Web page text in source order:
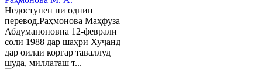
Недоступен ни однин
перевод.Раҳмонова Маҳфуза
Абдуманоновна 12-феврали
соли 1988 дар шаҳри Хуҷанд
дар оилаи коргар таваллуд
шуда, миллаташ т...